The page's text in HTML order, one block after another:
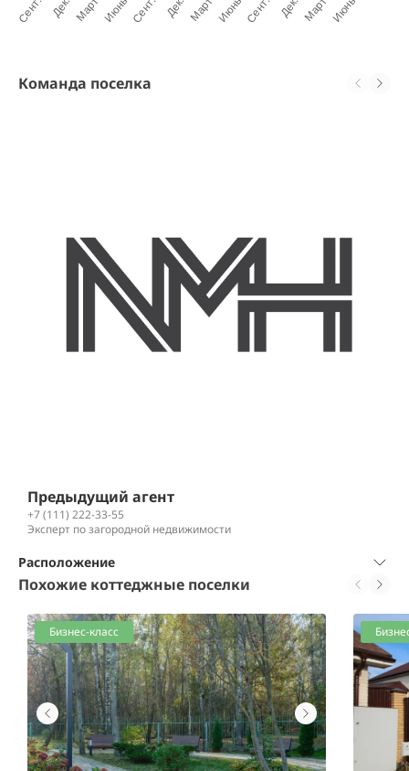
Команда поселка
Предыдущий агент
+7 (111) 222-33-55
Эксперт по загородной недвижимости
Расположение
Похожие коттеджные поселки
Бизнес-класс